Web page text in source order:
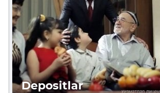
Depositlar